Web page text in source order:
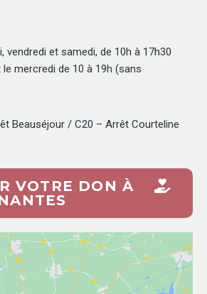
vendredi et samedi, de 10h à 17h30
mercredi de 10 à 19h (sans
Beauséjour / C20 – Arrêt Courteline
VOTRE DON À